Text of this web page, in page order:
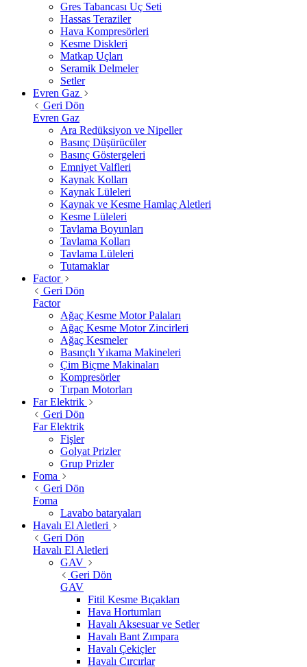
Gres Tabancası Uç Seti
Hassas Teraziler
Hava Kompresörleri
Kesme Diskleri
Matkap Uçları
Seramik Delmeler
Setler
Evren Gaz
Geri Dön
Evren Gaz
Ara Redüksiyon ve Nipeller
Basınç Düşürücüler
Basınç Göstergeleri
Emniyet Valfleri
Kaynak Kolları
Kaynak Lüleleri
Kaynak ve Kesme Hamlaç Aletleri
Kesme Lüleleri
Tavlama Boyunları
Tavlama Kolları
Tavlama Lüleleri
Tutamaklar
Factor
Geri Dön
Factor
Ağaç Kesme Motor Palaları
Ağaç Kesme Motor Zincirleri
Ağaç Kesmeler
Basınçlı Yıkama Makineleri
Çim Biçme Makinaları
Kompresörler
Tırpan Motorları
Far Elektrik
Geri Dön
Far Elektrik
Fişler
Golyat Prizler
Grup Prizler
Foma
Geri Dön
Foma
Lavabo bataryaları
Havalı El Aletleri
Geri Dön
Havalı El Aletleri
GAV
Geri Dön
GAV
Fitil Kesme Bıçakları
Hava Hortumları
Havalı Aksesuar ve Setler
Havalı Bant Zımpara
Havalı Çekiçler
Havalı Cırcırlar